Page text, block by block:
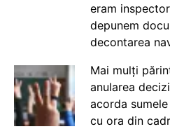
eram
depunem
decontarea
Mai mulți
anularea
acorda
cu ora din